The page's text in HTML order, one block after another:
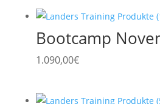
Bootcamp
1.090,00€